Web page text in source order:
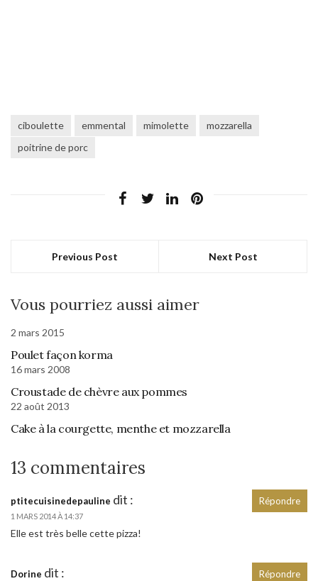
ciboulette emmental mimolette
mozzarella
poitrine de porc
Previous Post Next Post
Vous pourriez aussi aimer
2 mars 2015
Poulet façon korma
16 mars 2008
Croustade de chèvre aux pommes
22 août 2013
Cake à la courgette, menthe et mozzarella
13 commentaires
ptitecuisinedepauline dit :
1 MARS 2014 À 14:37
Elle est très belle cette pizza!
Répondre
Dorine dit : Répondre